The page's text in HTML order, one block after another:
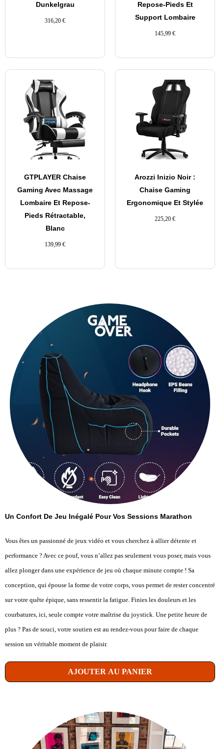
Dunkelgrau
316,20 €
Repose-Pieds Et
Support Lombaire
145,99 €
GTPLAYER Chaise
Gaming Avec Massage
Lombaire Et Repose-
Pieds Rétractable,
Blanc
139,99 €
Arozzi Inizio Noir :
Chaise Gaming
Ergonomique Et Stylée
225,20 €
Un Confort De Jeu Inégalé Pour Vos Sessions Marathon
Vous êtes un passionné de jeux vidéo et vous cherchez à allier détente et
performance ? Avec ce pouf, vous n’allez pas seulement vous poser, mais vous
allez plonger dans une expérience de jeu où chaque minute compte ! Sa
conception, qui épouse la forme de votre corps, vous permet de rester concentré
sur votre quête épique, sans ressentir la fatigue. Finies les douleurs et les
courbatures, ici, seule compte votre maîtrise du joystick. Une petite heure de
plus ? Pas de souci, votre soutien est au rendez-vous pour faire de chaque
session un véritable moment de plaisir.
AJOUTER AU PANIER